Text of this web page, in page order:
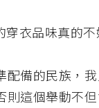
衣品味真的不
備的民族，
這個舉動不